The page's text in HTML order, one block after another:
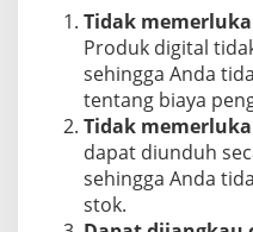
g
k
a
p
Tidak
Produk digital
sehingga Anda
tentang biaya
Tidak
dapat diunduh
sehingga Anda
stok.